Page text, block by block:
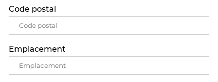
Code postal
Emplacement